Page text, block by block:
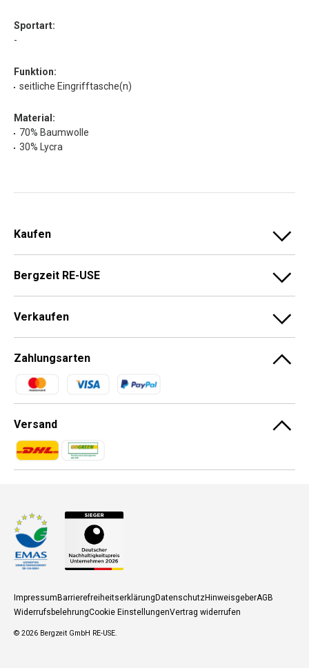
Sportart:
-
Funktion:
seitliche Eingrifftasche(n)
Material:
70% Baumwolle
30% Lycra
Kaufen
Bergzeit RE-USE
Verkaufen
Zahlungsarten
Zahlungsmethoden
Versand
Zahlungsmethoden
Zahlungsmethoden
ImpressumBarrierefreiheitserklärungDatenschutzHinweisgeberAGB
WiderrufsbelehrungCookie EinstellungenVertrag widerrufen
© 2026 Bergzeit GmbH RE-USE.